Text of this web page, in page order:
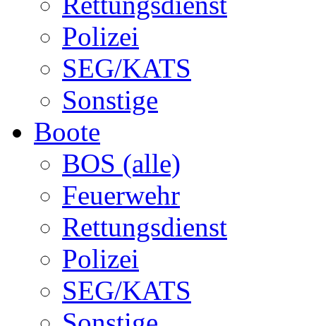
Polizei
SEG/KATS
Sonstige
Boote
BOS (alle)
Feuerwehr
Rettungsdienst
Polizei
SEG/KATS